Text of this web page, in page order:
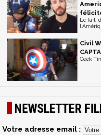
Le fait-
Civil
Geek
NEWSLETTER
Votre adresse email :